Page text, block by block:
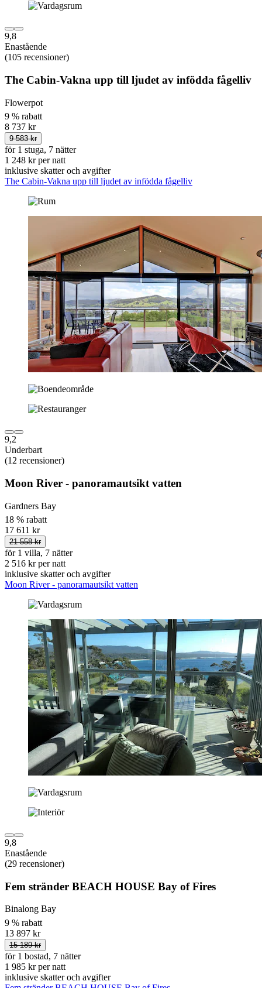
9,8
Enastående
(105 recensioner)
The Cabin-Vakna upp till ljudet av infödda fågelliv
Flowerpot
9 % rabatt
8 737 kr
9 583 kr
för 1 stuga, 7 nätter
1 248 kr per natt
inklusive skatter och avgifter
The Cabin-Vakna upp till ljudet av infödda fågelliv
9,2
Underbart
(12 recensioner)
Moon River - panoramautsikt vatten
Gardners Bay
18 % rabatt
17 611 kr
21 558 kr
för 1 villa, 7 nätter
2 516 kr per natt
inklusive skatter och avgifter
Moon River - panoramautsikt vatten
9,8
Enastående
(29 recensioner)
Fem stränder BEACH HOUSE Bay of Fires
Binalong Bay
9 % rabatt
13 897 kr
15 189 kr
för 1 bostad, 7 nätter
1 985 kr per natt
inklusive skatter och avgifter